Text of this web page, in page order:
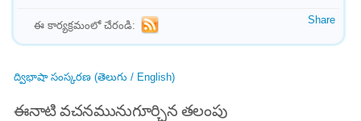
Share
ఈ కార్యక్రమంలో చేరండి:
ద్విభాషా సంస్కరణ (తెలుగు / English)
ఈనాటి వచనమునుగూర్చిన తలంపు